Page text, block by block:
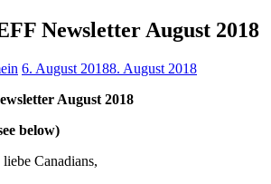
Newsletter August 2018
6. August 20188. August 2018
August 2018
below)
Canadians,